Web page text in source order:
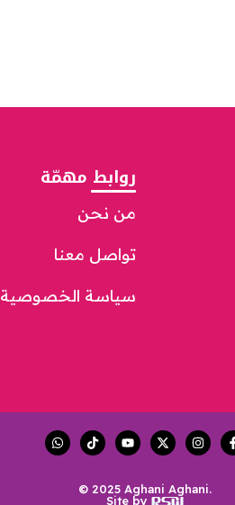
روابط مهمّة
من نحن
تواصل معنا
سياسة الخصوصية
© 2025 Aghani Aghani.
Site by